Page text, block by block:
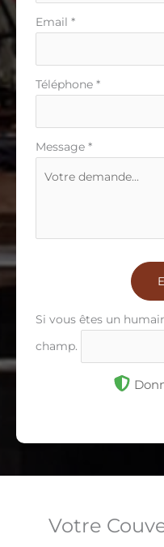
Email *
Téléphone *
Message *
Si vous êtes un
champ.
Votre